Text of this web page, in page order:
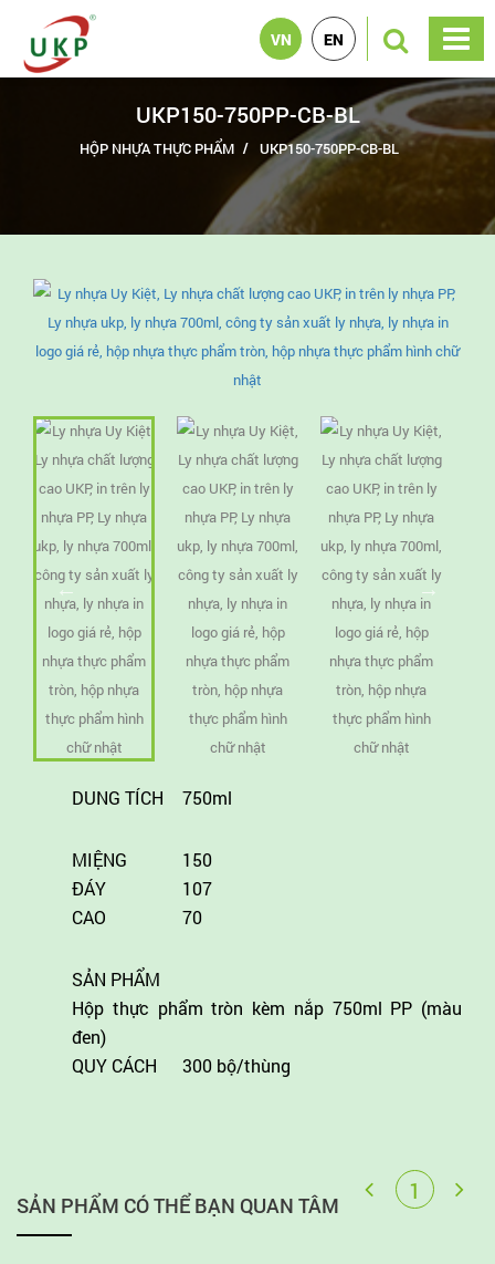
VN EN
UKP150-750PP-CB-BL
HỘP NHỰA THỰC PHẨM UKP150-750PP-CB-BL
DUNG TÍCH 750ml
MIỆNG
150
ĐÁY
107
CAO
70
SẢN PHẨM
Hộp thực phẩm tròn kèm nắp 750ml PP (màu
đen)
QUY CÁCH
300 bộ/thùng
SẢN PHẨM CÓ THỂ BẠN QUAN TÂM